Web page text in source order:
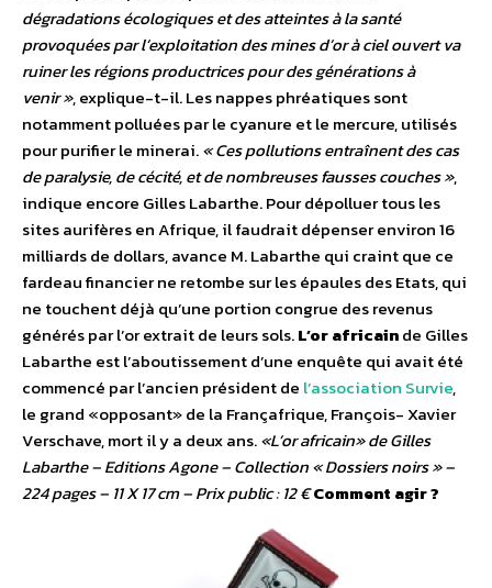
dégradations écologiques et des atteintes à la santé
provoquées par l’exploitation des mines d’or à ciel ouvert va
ruiner les régions productrices pour des générations à
venir », explique-t-il. Les nappes phréatiques sont
notamment polluées par le cyanure et le mercure, utilisés
pour purifier le minerai.« Ces pollutions entraînent des cas
de paralysie, de cécité, et de nombreuses fausses couches »,
indique encore Gilles Labarthe. Pour dépolluer tous les
sites aurifères en Afrique, il faudrait dépenser environ 16
milliards de dollars, avance M. Labarthe qui craint que ce
fardeau financier ne retombe sur les épaules des Etats, qui
ne touchent déjà qu’une portion congrue des revenus
générés par l’or extrait de leurs sols.L’or africainde Gilles
Labarthe est l’aboutissement d’une enquête qui avait été
commencé par l’ancien président de l’association Survie,
le grand «opposant» de la Françafrique, François- Xavier
Verschave, mort il y a deux ans.«L’or africain» de Gilles
Labarthe – Editions Agone – Collection « Dossiers noirs » –
224 pages – 11 X 17 cm – Prix public : 12 €Comment agir ?